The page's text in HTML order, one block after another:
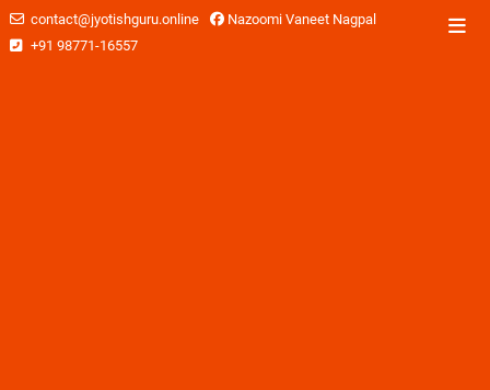
contact@jyotishguru.online
Nazoomi Vaneet Nagpal
+91 98771-16557